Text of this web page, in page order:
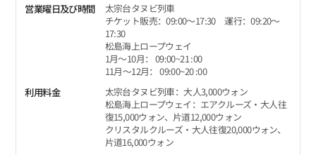
営業曜日及び時間
太宗台タヌビ列車
チケット販売：09:00～17:30 運行：09:20～
17:30
松島海上ロープウェイ
1月～10月： 09:00~21 :00
11月～12月： 09:00~20 :00
利用料金
太宗台タヌビ列車：大人3,000ウォン
松島海上ロープウェイ：エアクルーズ・大人往
復15,000ウォン、片道12,000ウォン
クリスタルクルーズ・大人往復20,000ウォン、
片道16,000ウォン